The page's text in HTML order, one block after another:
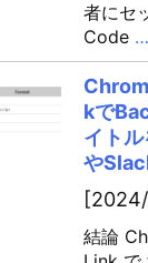
者にセ
Code
kで
イト
や
結論